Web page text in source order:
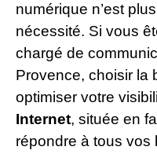
numérique n’est
nécessité. Si vous
chargé de
Provence, choisir la
optimiser votre
Internet, située en
répondre à tous vos